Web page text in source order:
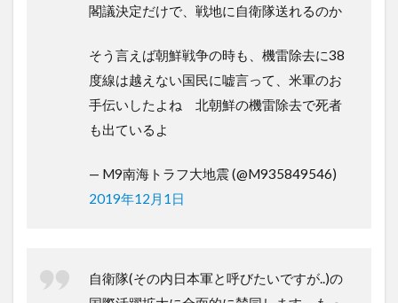
閣議決定だけで、戦地に自衛隊送れるのか
そう言えば朝鮮戦争の時も、機雷除去に38
度線は越えない国民に嘘言って、米軍のお
手伝いしたよね 北朝鮮の機雷除去で死者
も出ているよ
— M9南海トラフ大地震 (@M935849546)
2019年12月1日
自衛隊(その内日本軍と呼びたいですが..)の